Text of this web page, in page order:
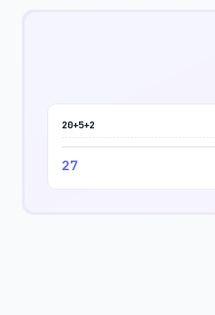
20+5+2
27